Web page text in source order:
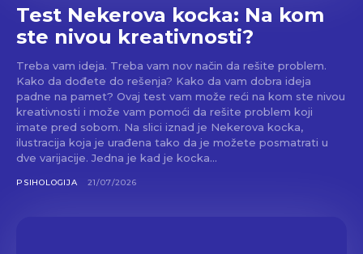
Test Nekerova kocka: Na kom
ste nivou kreativnosti?
Treba vam ideja. Treba vam nov način da rešite problem.
Kako da dođete do rešenja? Kako da vam dobra ideja
padne na pamet? Ovaj test vam može reći na kom ste nivou
kreativnosti i može vam pomoći da rešite problem koji
imate pred sobom. Na slici iznad je Nekerova kocka,
ilustracija koja je urađena tako da je možete posmatrati u
dve varijacije. Jedna je kad je kocka...
PSIHOLOGIJA 21/07/2026